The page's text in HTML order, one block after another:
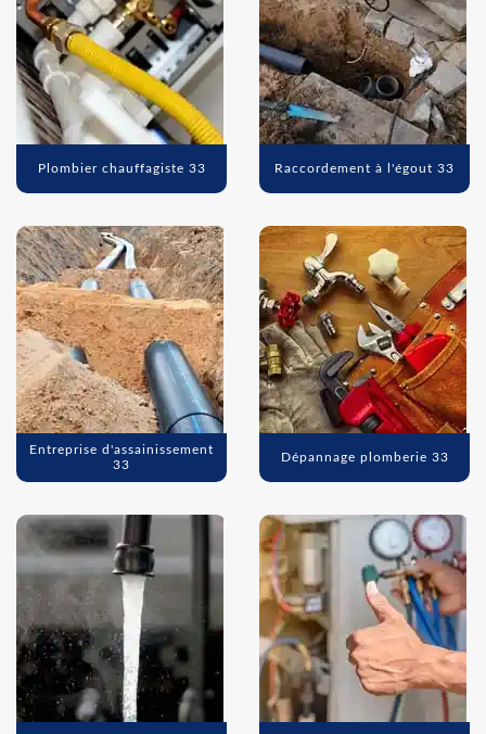
Plombier chauffagiste 33 Raccordement à l'égout 33
Entreprise d'assainissement
33
Dépannage plomberie 33